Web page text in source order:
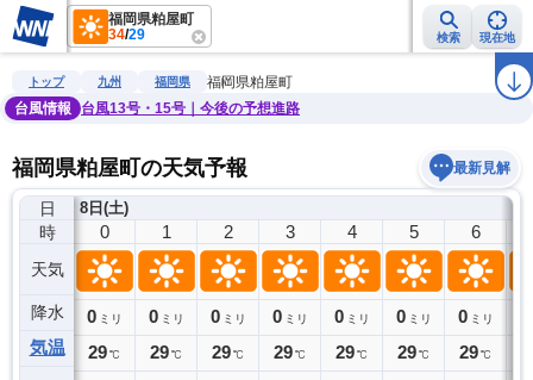
福岡県粕屋町
34/29 検索 現在地
雨雲レーダー 台風情報 地震情報 ラ
トップ 九州 福岡県
福岡県粕屋町
台風情報
台風13号・15号｜今後の予想進路
福岡県粕屋町の天気予報 最新見解
日
時
天気
降水
気温
7日(金)
23
0ミリ
29℃
8日(土)
0
0 ミリ
29℃
1
0 ミリ
29℃
2
0 ミリ
29℃
3
0 ミリ
29℃
4
0 ミリ
29℃
5
0 ミリ
29℃
6
0 ミリ
29℃